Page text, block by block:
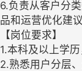
6.负责从客户分
品和运营优化建
【岗位要求】
1.本科及以上学
2.熟悉用户分层